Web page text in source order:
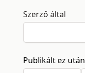
Szerző által
Publikált ez után